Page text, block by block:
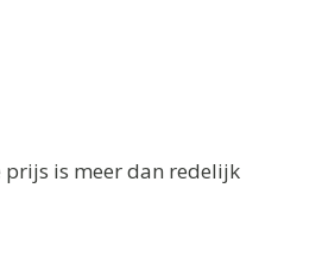
prijs is meer dan redelijk